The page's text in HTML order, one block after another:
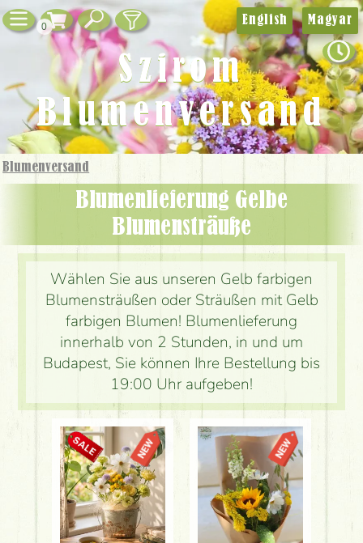
0
Blumenversand
Blumenlieferung Gelbe
Blumensträuße
Wählen Sie aus unseren Gelb farbigen
Blumensträußen oder Sträußen mit Gelb
farbigen Blumen! Blumenlieferung
innerhalb von 2 Stunden, in und um
Budapest, Sie können Ihre Bestellung bis
19:00 Uhr aufgeben!
English Magyar
Szirom
Blumenversand